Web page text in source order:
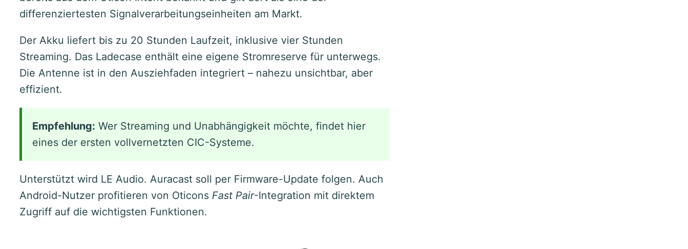
differenziertesten Signalverarbeitungseinheiten am Markt.
Der Akku liefert bis zu 20 Stunden Laufzeit, inklusive vier Stunden
Streaming. Das Ladecase enthält eine eigene Stromreserve für unterwegs.
Die Antenne ist in den Ausziehfaden integriert – nahezu unsichtbar, aber
effizient.
Empfehlung: Wer Streaming und Unabhängigkeit möchte, findet hier
eines der ersten vollvernetzten CIC-Systeme.
Unterstützt wird LE Audio. Auracast soll per Firmware-Update folgen. Auch
Android-Nutzer profitieren von Oticons Fast Pair-Integration mit direktem
Zugriff auf die wichtigsten Funktionen.